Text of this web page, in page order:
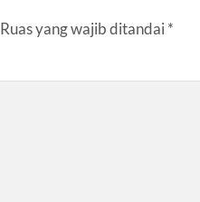
Ruas yang wajib ditandai *